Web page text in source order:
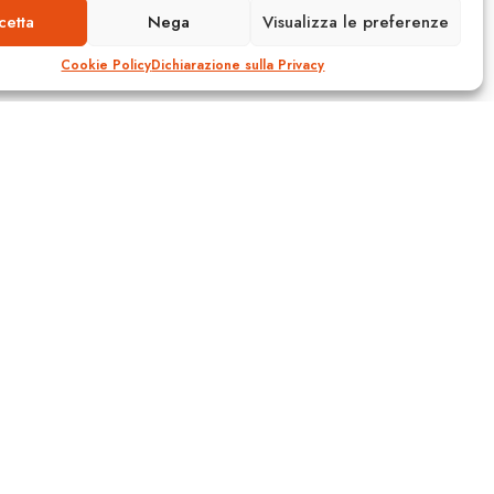
Nega Visualizza le preferenze
Cookie PolicyDichiarazione sulla Privacy